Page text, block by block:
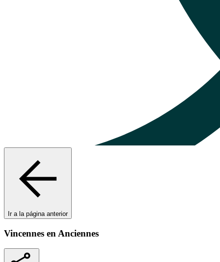
Ir a la página anterior
Vincennes en Anciennes